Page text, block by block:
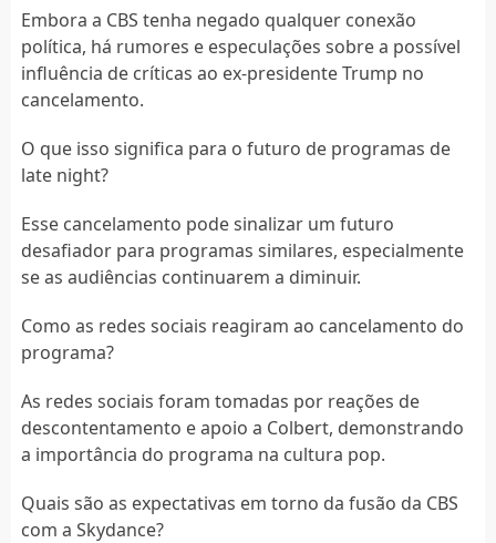
Embora a CBS tenha negado qualquer conexão
política, há rumores e especulações sobre a possível
influência de críticas ao ex-presidente Trump no
cancelamento.
O que isso significa para o futuro de programas de
late night?
Esse cancelamento pode sinalizar um futuro
desafiador para programas similares, especialmente
se as audiências continuarem a diminuir.
Como as redes sociais reagiram ao cancelamento do
programa?
As redes sociais foram tomadas por reações de
descontentamento e apoio a Colbert, demonstrando
a importância do programa na cultura pop.
Quais são as expectativas em torno da fusão da CBS
com a Skydance?